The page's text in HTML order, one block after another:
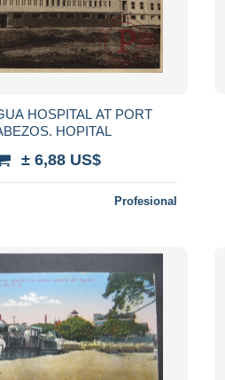
HOSPITAL AT PORT
HOPITAL
± 6,88 US$
Profesional